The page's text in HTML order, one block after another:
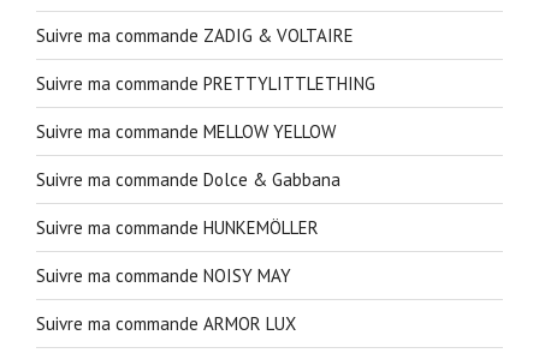
Suivre ma commande ZADIG & VOLTAIRE
Suivre ma commande PRETTYLITTLETHING
Suivre ma commande MELLOW YELLOW
Suivre ma commande Dolce & Gabbana
Suivre ma commande HUNKEMÖLLER
Suivre ma commande NOISY MAY
Suivre ma commande ARMOR LUX